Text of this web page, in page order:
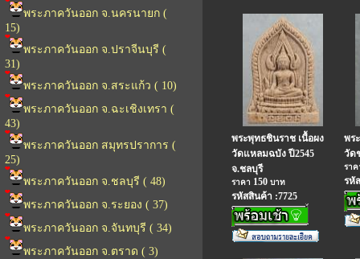
พระภาควันออก จ.นครนายก (
15)
พระภาควันออก จ.ปราจีนบุรี (
31)
พระภาควันออก จ.สระแก้ว ( 10)
พระภาควันออก จ.ฉะเชิงเทรา (
43)
พระภาควันออก สมุทรปราการ (
25)
พระภาควันออก จ.ชลบุรี ( 48)
พระภาควันออก จ.ระยอง ( 37)
พระภาควันออก จ.จันทบุรี ( 34)
พระภาควันออก จ.ตราด ( 3)
พระพุทธชินราช เนื้อผง
วัดแหลมฉบัง ปี2545
จ.ชลบุรี
ราคา 150 บาท
รหัสสินค้า :7725
พร
วัด
รา
รหั